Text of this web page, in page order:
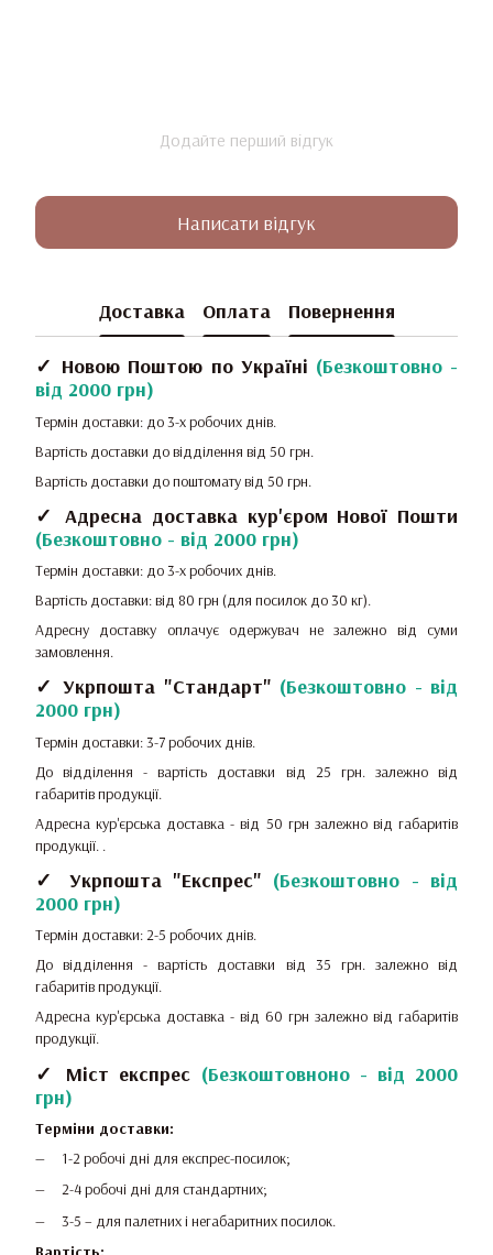
Додайте перший відгук
Написати відгук
Доставка Оплата Повернення
✓ Новою Поштою по Україні (Безкоштовно -
від 2000 грн)
Термін доставки: до 3-х робочих днів.
Вартість доставки до відділення від 50 грн.
Вартість доставки до поштомату від 50 грн.
✓ Адресна доставка кур'єром Нової Пошти
(Безкоштовно - від 2000 грн)
Термін доставки: до 3-х робочих днів.
Вартість доставки: від 80 грн (для посилок до 30 кг).
Адресну доставку оплачує одержувач не залежно від суми
замовлення.
✓ Укрпошта "Стандарт" (Безкоштовно - від
2000 грн)
Термін доставки: 3-7 робочих днів.
До відділення - вартість доставки від 25 грн. залежно від
габаритів продукції.
Адресна кур'єрська доставка - від 50 грн залежно від габаритів
продукції. .
✓ Укрпошта "Експрес" (Безкоштовно - від
2000 грн)
Термін доставки: 2-5 робочих днів.
До відділення - вартість доставки від 35 грн. залежно від
габаритів продукції.
Адресна кур'єрська доставка - від 60 грн залежно від габаритів
продукції.
✓ Міст експрес (Безкоштовноно - від 2000
грн)
Терміни доставки:
1-2 робочі дні для експрес-посилок;
2-4 робочі дні для стандартних;
3-5 – для палетних і негабаритних посилок.